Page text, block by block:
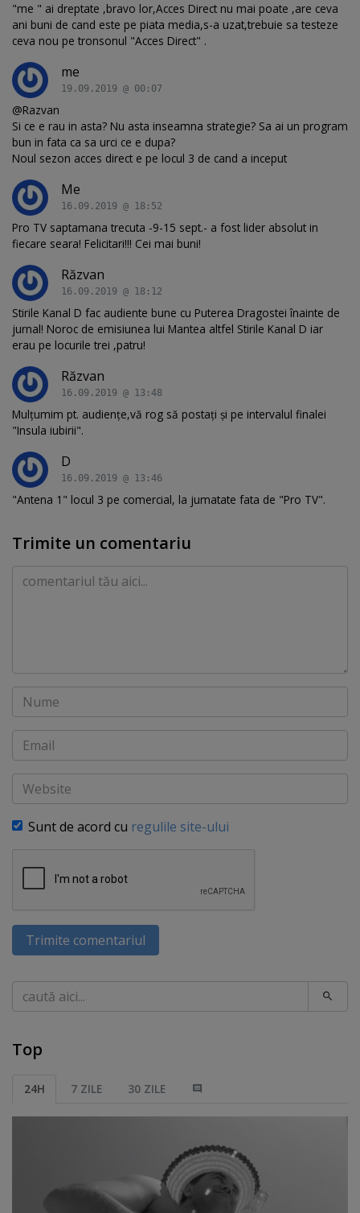
"me " ai dreptate ,bravo lor,Acces Direct nu mai poate ,are ceva
ani buni de cand este pe piata media,s-a uzat,trebuie sa testeze
ceva nou pe tronsonul "Acces Direct" .
me
19.09.2019 @ 00:07
@Razvan
Si ce e rau in asta? Nu asta inseamna strategie? Sa ai un program
bun in fata ca sa urci ce e dupa?
Noul sezon acces direct e pe locul 3 de cand a inceput
Me
16.09.2019 @ 18:52
Pro TV saptamana trecuta -9-15 sept.- a fost lider absolut in
fiecare seara! Felicitari!!! Cei mai buni!
Răzvan
16.09.2019 @ 18:12
Stirile Kanal D fac audiente bune cu Puterea Dragostei înainte de
jurnal! Noroc de emisiunea lui Mantea altfel Stirile Kanal D iar
erau pe locurile trei ,patru!
Răzvan
16.09.2019 @ 13:48
Mulțumim pt. audiențe,vă rog să postați și pe intervalul finalei
"Insula iubirii".
D
16.09.2019 @ 13:46
"Antena 1" locul 3 pe comercial, la jumatate fata de "Pro TV".
Trimite un comentariu
Comentariu
Nume
Email
Website
Sunt de acord cu regulile site-ului
Trimite comentariul
Caută
Top
24H 7 ZILE 30 ZILE